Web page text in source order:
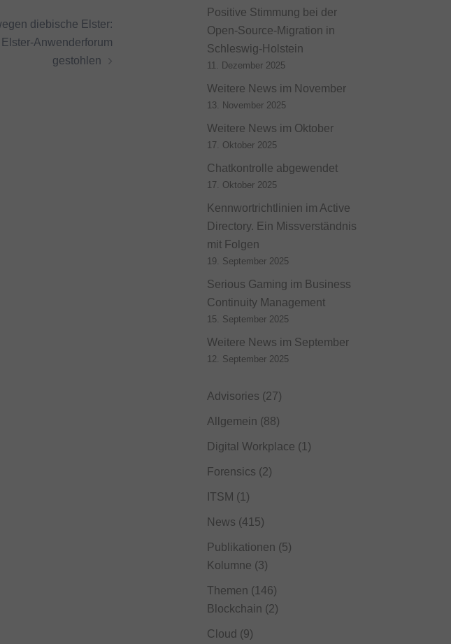
diebische Elster:
Anwenderforum
gestohlen
Positive Stimmung bei der
Open-Source-Migration in
Schleswig-Holstein
11. Dezember 2025
Weitere News im November
13. November 2025
Weitere News im Oktober
17. Oktober 2025
Chatkontrolle abgewendet
17. Oktober 2025
Kennwortrichtlinien im Active
Directory. Ein Missverständnis
mit Folgen
19. September 2025
Serious Gaming im Business
Continuity Management
15. September 2025
Weitere News im September
12. September 2025
Advisories (27)
Allgemein (88)
Digital Workplace (1)
Forensics (2)
ITSM (1)
News (415)
Publikationen (5)
Kolumne (3)
Themen (146)
Blockchain (2)
Cloud (9)